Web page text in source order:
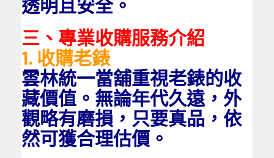
透明且安全。
三、專業收購服務介紹
1. 收購老錶
雲林統一當舖重視老錶的收
藏價值。無論年代久遠，外
觀略有磨損，只要真品，依
然可獲合理估價。